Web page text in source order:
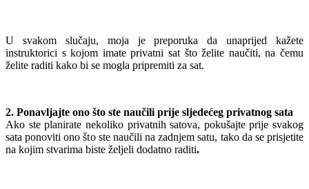
U svakom slučaju, moja je preporuka da unaprijed kažete
instruktorici s kojom imate privatni sat što želite naučiti, na čemu
želite raditi kako bi se mogla pripremiti za sat.
2. Ponavljajte ono što ste naučili prije sljedećeg privatnog sata
Ako ste planirate nekoliko privatnih satova, pokušajte prije svakog
sata ponoviti ono što ste naučili na zadnjem satu, tako da se prisjetite
na kojim stvarima biste željeli dodatno raditi.